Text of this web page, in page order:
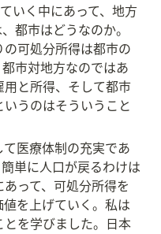
いく中にあって、地方
都市はどうなのか。
可処分所得は都市の
市対地方なのではあ
と所得、そして都市
うのはそういうこと
医療体制の充実であ
単に人口が戻るわけは
って、可処分所得を
を上げていく。私は
を学びました。日本